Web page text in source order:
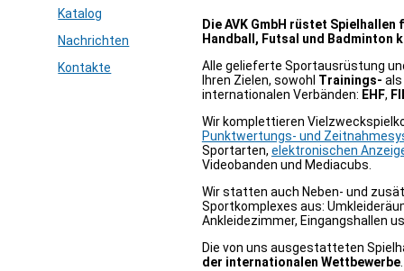
Katalog
Nachrichten
Kontakte
Die AVK GmbH rüstet
Handball, Futsal und Badminton
Alle gelieferte Sportausrüstung
Ihren Zielen, sowohl Trainings-
internationalen Verbänden: EHF,
Wir komplettieren
Punktwertungs- und
Sportarten, elektronischen
Videobanden und Mediacubs.
Wir statten auch Neben- und
Sportkomplexes aus:
Ankleidezimmer, Eingangshallen
Die von uns ausgestatteten
der internationalen Wettbewerbe.